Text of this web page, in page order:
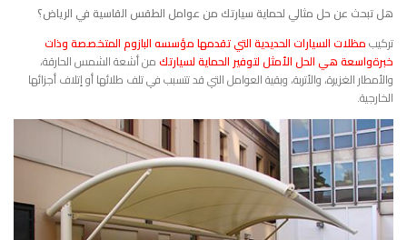
هل تبحث عن حل مثالي لحماية سيارتك من عوامل الطقس القاسية في الرياض؟
تركيبمظلات السيارات الحديدية التي تقدمها مؤسسه البازوم المتخصصة وذات
خبرةواسعة هي الحل الأمثل لتوفير الحماية لسيارتكمن أشعة الشمس الحارقة،
والأمطار الغزيرة، والأتربة، وبقية العوامل التي قد تتسبب في تلف طلائها أو إتلاف أجزائها
الخارجية.